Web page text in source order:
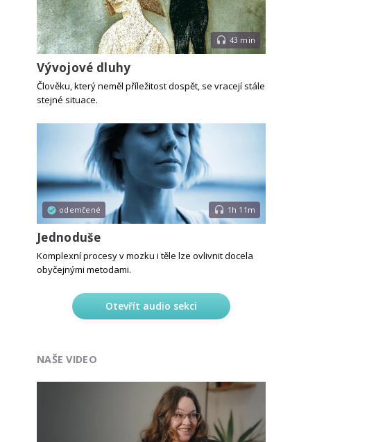
43 min
Vývojové dluhy
Člověku, který neměl příležitost dospět, se vracejí stále
stejné situace.
odemčené 1h 11m
Jednoduše
Komplexní procesy v mozku i těle lze ovlivnit docela
obyčejnými metodami.
Otevřít audio sekci
NAŠE VIDEO